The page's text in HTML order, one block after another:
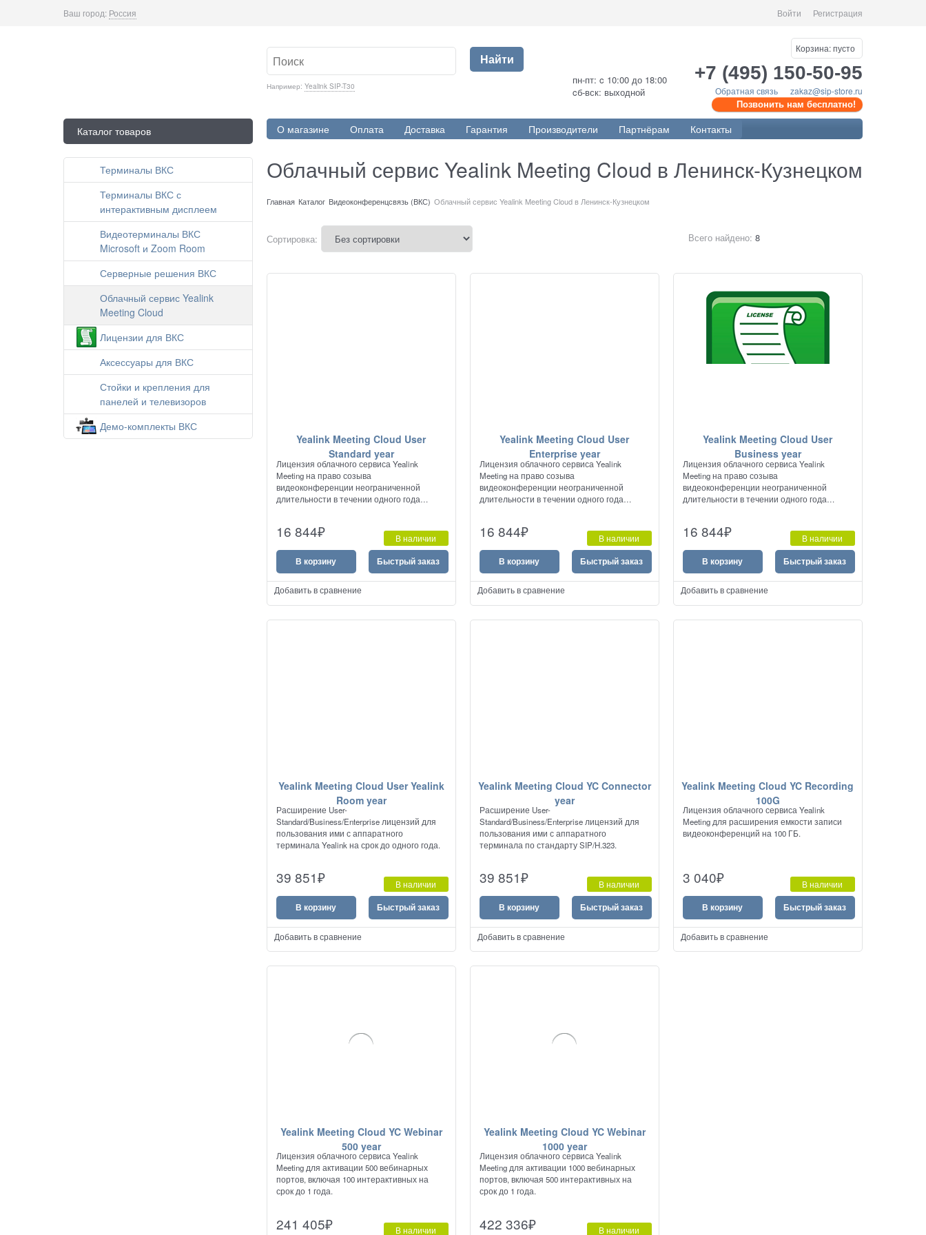
Ваш город: Россия Войти Регистрация
Например: Yealink SIP-T30
Найти
пн-пт: c 10:00 до 18:00
cб-вск: выходной
Корзина:пусто
+7 (495) 150-50-95
Обратная связь zakaz@sip-store.ru
Позвонить нам бесплатно!
Каталог товаров О магазине Оплата Доставка Гарантия Производители Партнёрам Контакты
Терминалы ВКС
Терминалы ВКС с
интерактивным дисплеем
Видеотерминалы ВКС
Microsoft и Zoom Room
Серверные решения ВКС
Облачный сервис Yealink
Meeting Cloud
Лицензии для ВКС
Аксессуары для ВКС
Стойки и крепления для
панелей и телевизоров
Демо-комплекты ВКС
Облачный сервис Yealink Meeting Cloud в Ленинск-Кузнецком
Главная Каталог Видеоконференцсвязь (ВКС) Облачный сервис Yealink Meeting Cloud в Ленинск-Кузнецком
Сортировка: Всего найдено: 8
Yealink Meeting Cloud User
Standard year
Лицензия облачного сервиса Yealink
Meeting на право созыва
видеоконференции неограниченной
длительности в течении одного года
16 844₽ В наличии
В корзину Быстрый заказ
Добавить в сравнение
Yealink Meeting Cloud User
Enterprise year
Лицензия облачного сервиса Yealink
Meeting на право созыва
видеоконференции неограниченной
длительности в течении одного года
приобретением лицензии YC-Webinar-1000-
16 844₽ В наличии
В корзину Быстрый заказ
Добавить в сравнение
Yealink Meeting Cloud User
Business year
Лицензия облачного сервиса Yealink
Meeting на право созыва
видеоконференции неограниченной
длительности в течении одного года
16 844₽ В наличии
В корзину Быстрый заказ
Добавить в сравнение
Yealink Meeting Cloud User Yealink
Room year
Расширение User-
Standard/Business/Enterprise лицензий для
пользования ими с аппаратного
терминала Yealink на срок до одного года.
39 851₽ В наличии
В корзину Быстрый заказ
Добавить в сравнение
Yealink Meeting Cloud YC Connector
year
Расширение User-
Standard/Business/Enterprise лицензий для
пользования ими с аппаратного
терминала по стандарту SIP/H.323.
39 851₽ В наличии
В корзину Быстрый заказ
Добавить в сравнение
Yealink Meeting Cloud YC Recording
100G
Лицензия облачного сервиса Yealink
Meeting для расширения емкости записи
видеоконференций на 100 ГБ.
3 040₽ В наличии
В корзину Быстрый заказ
Добавить в сравнение
Yealink Meeting Cloud YC Webinar
500 year
Лицензия облачного сервиса Yealink
Meeting для активации 500 вебинарных
портов, включая 100 интерактивных на
срок до 1 года.
241 405₽ В наличии
Yealink Meeting Cloud YC Webinar
1000 year
Лицензия облачного сервиса Yealink
Meeting для активации 1000 вебинарных
портов, включая 500 интерактивных на
срок до 1 года.
422 336₽ В наличии